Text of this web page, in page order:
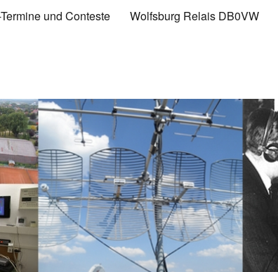
und Conteste Wolfsburg Relais DB0VW